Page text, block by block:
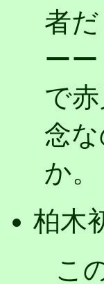
者
ー
で
念
か。
柏木
こ